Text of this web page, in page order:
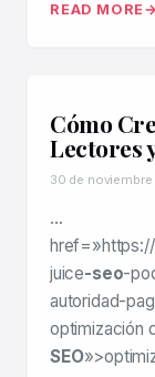
READ MORE
Cómo
Lectores
30 de noviembre
…
juice-seo-
autoridad-
optimización
SEO